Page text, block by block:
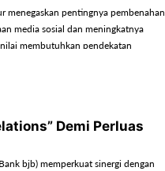
menegaskan pentingnya pembenahan
media sosial dan meningkatnya
membutuhkan pendekatan
jawab.
Demi Perluas
bjb) memperkuat sinergi dengan